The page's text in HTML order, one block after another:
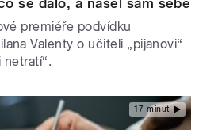
se dalo, a našel sám sebe
premiéře podvídku
Valenty o učiteli „pijanovi“
17 minut